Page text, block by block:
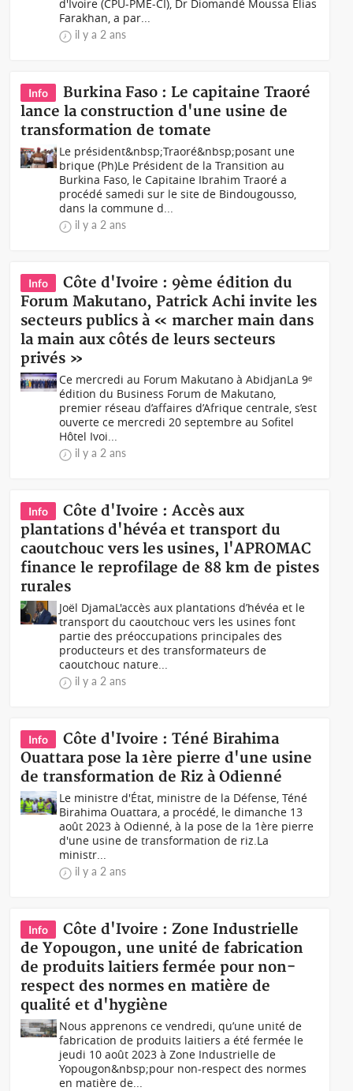
d'Ivoire (CPU-PME-CI), Dr Diomandé Moussa Elias
Farakhan, a par...
il y a 2 ans
Info
Burkina Faso : Le capitaine Traoré
lance la construction d'une usine de
transformation de tomate
Le président&nbsp;Traoré&nbsp;posant une
brique (Ph)Le Président de la Transition au
Burkina Faso, le Capitaine Ibrahim Traoré a
procédé samedi sur le site de Bindougousso,
dans la commune d...
il y a 2 ans
Info
Côte d'Ivoire : 9ème édition du
Forum Makutano, Patrick Achi invite les
secteurs publics à « marcher main dans
la main aux côtés de leurs secteurs
privés »
Ce mercredi au Forum Makutano à AbidjanLa 9ᵉ
édition du Business Forum de Makutano,
premier réseau d’affaires d’Afrique centrale, s’est
ouverte ce mercredi 20 septembre au Sofitel
Hôtel Ivoi...
il y a 2 ans
Info
Côte d'Ivoire : Accès aux
plantations d'hévéa et transport du
caoutchouc vers les usines, l'APROMAC
finance le reprofilage de 88 km de pistes
rurales
Joël DjamaL'accès aux plantations d’hévéa et le
transport du caoutchouc vers les usines font
partie des préoccupations principales des
producteurs et des transformateurs de
caoutchouc nature...
il y a 2 ans
Info
Côte d'Ivoire : Téné Birahima
Ouattara pose la 1ère pierre d'une usine
de transformation de Riz à Odienné
Le ministre d'État, ministre de la Défense, Téné
Birahima Ouattara, a procédé, le dimanche 13
août 2023 à Odienné, à la pose de la 1ère pierre
d'une usine de transformation de riz.La
ministr...
il y a 2 ans
Info
Côte d'Ivoire : Zone Industrielle
de Yopougon, une unité de fabrication
de produits laitiers fermée pour non-
respect des normes en matière de
qualité et d'hygiène
Nous apprenons ce vendredi, qu’une unité de
fabrication de produits laitiers a été fermée le
jeudi 10 août 2023 à Zone Industrielle de
Yopougon&nbsp;pour non-respect des normes
en matière de...